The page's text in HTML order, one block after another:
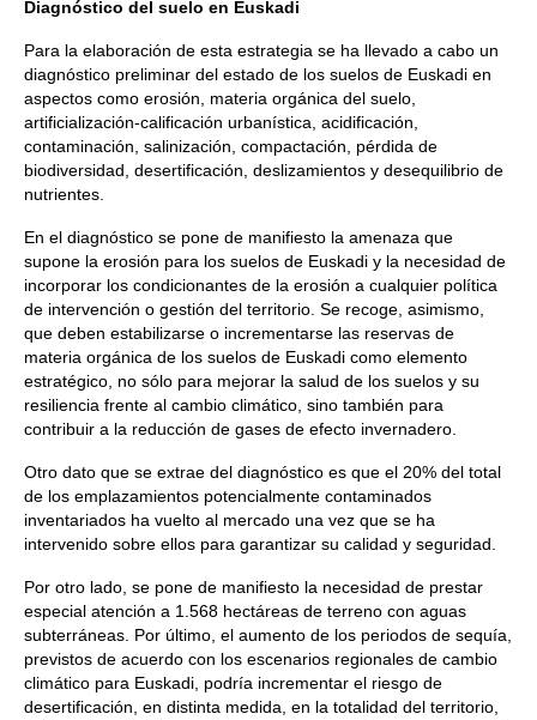
Diagnóstico del suelo en Euskadi
Para la elaboración de esta estrategia se ha llevado a cabo un
diagnóstico preliminar del estado de los suelos de Euskadi en
aspectos como erosión, materia orgánica del suelo,
artificialización-calificación urbanística, acidificación,
contaminación, salinización, compactación, pérdida de
biodiversidad, desertificación, deslizamientos y desequilibrio de
nutrientes.
En el diagnóstico se pone de manifiesto la amenaza que
supone la erosión para los suelos de Euskadi y la necesidad de
incorporar los condicionantes de la erosión a cualquier política
de intervención o gestión del territorio. Se recoge, asimismo,
que deben estabilizarse o incrementarse las reservas de
materia orgánica de los suelos de Euskadi como elemento
estratégico, no sólo para mejorar la salud de los suelos y su
resiliencia frente al cambio climático, sino también para
contribuir a la reducción de gases de efecto invernadero.
Otro dato que se extrae del diagnóstico es que el 20% del total
de los emplazamientos potencialmente contaminados
inventariados ha vuelto al mercado una vez que se ha
intervenido sobre ellos para garantizar su calidad y seguridad.
Por otro lado, se pone de manifiesto la necesidad de prestar
especial atención a 1.568 hectáreas de terreno con aguas
subterráneas. Por último, el aumento de los periodos de sequía,
previstos de acuerdo con los escenarios regionales de cambio
climático para Euskadi, podría incrementar el riesgo de
desertificación, en distinta medida, en la totalidad del territorio,